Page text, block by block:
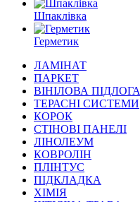
Шпаклівка
Герметик
ЛАМІНАТ
ПАРКЕТ
ВІНІЛОВА ПІДЛОГА
ТЕРАСНІ СИСТЕМИ
КОРОК
СТІНОВІ ПАНЕЛІ
ЛІНОЛЕУМ
КОВРОЛІН
ПЛІНТУС
ПІДКЛАДКА
ХІМІЯ